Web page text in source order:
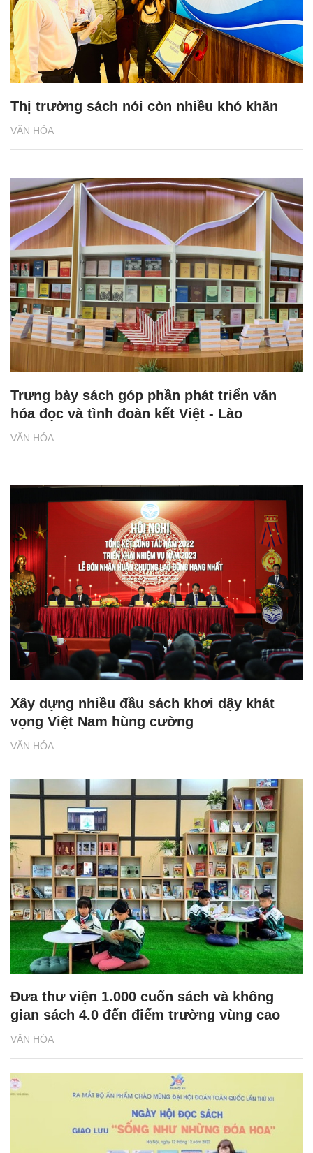
VĂN HÓA
Thị trường sách nói còn nhiều khó khăn
VĂN HÓA
Trưng bày sách góp phần phát triển văn
hóa đọc và tình đoàn kết Việt - Lào
VĂN HÓA
Xây dựng nhiều đầu sách khơi dậy khát
vọng Việt Nam hùng cường
VĂN HÓA
Đưa thư viện 1.000 cuốn sách và không
gian sách 4.0 đến điểm trường vùng cao